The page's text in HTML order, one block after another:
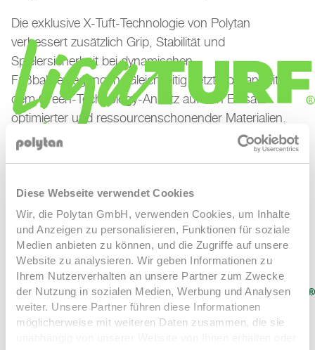
Diese Webseite verwendet Cookies
Wir, die Polytan GmbH, verwenden Cookies, um Inhalte
und Anzeigen zu personalisieren, Funktionen für soziale
Medien anbieten zu können, und die Zugriffe auf unsere
Website zu analysieren. Wir geben Informationen zu
Ihrem Nutzerverhalten an unsere Partner zum Zwecke
der Nutzung in sozialen Medien, Werbung und Analysen
weiter. Unsere Partner führen diese Informationen
möglicherweise mit weiteren Daten zusammen, die sie
LigaTurf Cross GT zeroLigaTurf Cross NEXT R
Cross RLigaTurf Quantum RLigaTurf Trion RLigaTurf
NextLigaTurf RS+ RLigaTurf Legend Pro
Die exklusive X-Tuft-Technologie von Polytan
verbessert zusätzlich Grip, Stabilität und
Spielersicherheit bei dynamischen
Fußballbewegungen. Gleichzeitig setzt Polytan mit
dem Green-Technology-Ansatz auf den Einsatz
optimierter und ressourcenschonender Materialien.
Mit LigaTurf Trion investiert der Verein in eine moderne
und Langlebigkeit vereint und beste Voraussetzungen
für die Fußballgenerationen von heute und morgen
schafft.